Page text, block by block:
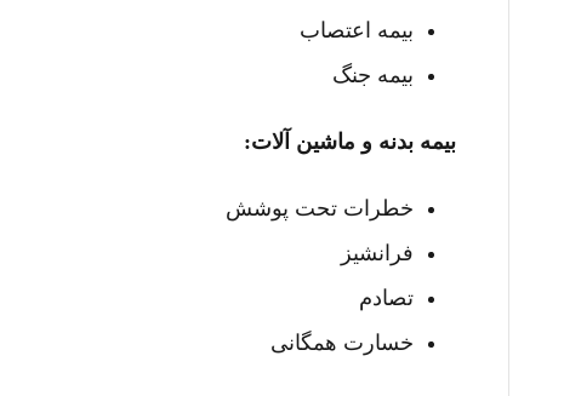
بیمه اعتصاب
بیمه جنگ
بیمه بدنه و ماشین آلات:
خطرات تحت پوشش
فرانشیز
تصادم
خسارت همگانی